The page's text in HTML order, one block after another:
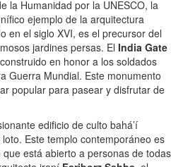
la Humanidad por la UNESCO, la
ejemplo de la arquitectura
en el siglo XVI, es el precursor del
jardines persas. El India Gate
en honor a los soldados
Guerra Mundial. Este monumento
popular para pasear y disfrutar de
edificio de culto bahá’í
Este templo contemporáneo es
está abierto a personas de todas